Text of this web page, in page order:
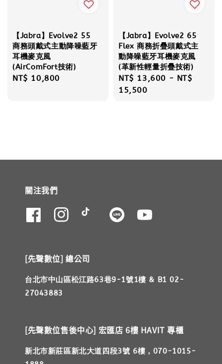
【Jabra】Evolve2 55
商務頭戴式主動降噪藍牙
耳機麥克風
(AirComFort技術)
Regular
NT$ 10,800
【Jabra】Evolve2 65
Flex 商務折疊頭戴式主
動降噪藍牙耳機麥克風
(革新性輕量折疊技術)
Regular
price
NT$ 13,600 - NT$
15,500
關注我們
[先聲數位] 總公司
台北市中山區松江路63巷9-1號1樓 & B1 02-
27043883
[先聲數位售後中心] 宏匯店 6樓 HAVIT 專櫃
新北市新莊區新北大道四段3號 6樓，070-1015-